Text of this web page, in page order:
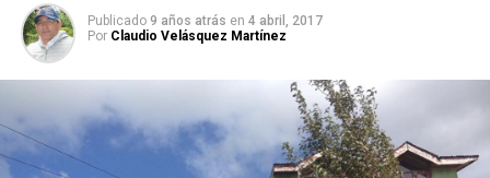
Publicado 9 años atrás en 4 abril, 2017
Por Claudio Velásquez Martínez